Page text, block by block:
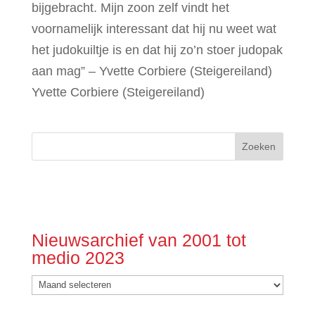
bijgebracht. Mijn zoon zelf vindt het
voornamelijk interessant dat hij nu weet wat
het judokuiltje is en dat hij zo’n stoer judopak
aan mag” – Yvette Corbiere (Steigereiland)
Yvette Corbiere (Steigereiland)
Nieuwsarchief van 2001 tot
medio 2023
Nieuwsarchief
van